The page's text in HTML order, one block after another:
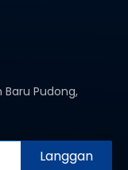
Baru Pudong,
Langgan